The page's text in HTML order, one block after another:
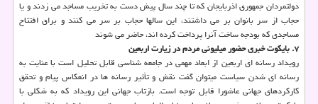
دولتمردان جمهوری اذربایجان كه تا چند سال پیش دست به تخریب مساجد می زدند و یا
حجاب از سر بانوان بر می داشتند، این سالها حجاب بر سر می كنند و برای افتتاح
مساجدی كه بودجه ساخت آنرا پرداخت كرده اند، حاضر می شوند
۷. بایكوت خبری حضور میلیونی مردم در زیارت اربعین
رویداد رسانه ای اربعین از ابعاد مهمی در جامعه شناسی قابل تحلیل است با عنایت به
رسانه ای شدن سیاست می­توان گفت نقش و تأثیر رسانه ها در انعكاس پیام و تحقق
كاركردهای جهانی عاشورا قابل توجه است. بازتاب جهانی این رویداد كه به شكلی با